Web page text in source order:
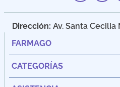
Dirección: Av. Santa Cecilia
FARMAGO
CATEGORÍAS